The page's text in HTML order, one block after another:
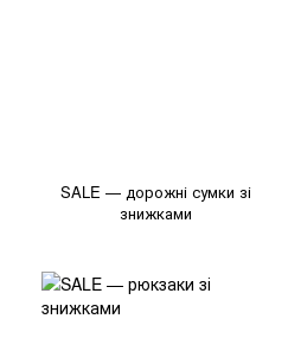
SALE — дорожні сумки зі
знижками